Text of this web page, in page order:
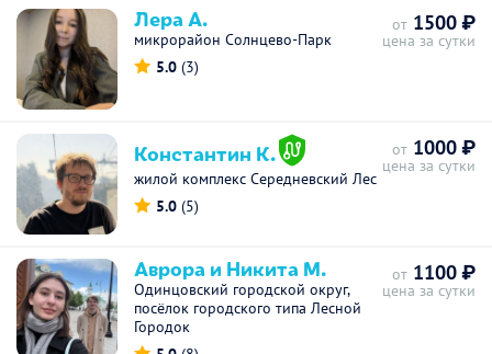
Лера А.
микрорайон Солнцево-Парк
5.0 (3)
от 1500 ₽
цена за сутки
Константин К.
жилой комплекс Середневский Лес
5.0 (5)
от 1000 ₽
цена за сутки
Аврора и Никита М.
Одинцовский городской округ,
посёлок городского типа Лесной
Городок
от 1100 ₽
цена за сутки